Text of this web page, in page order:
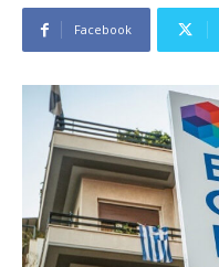
Facebook